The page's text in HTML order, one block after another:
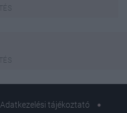
Adatkezelési tájékoztató